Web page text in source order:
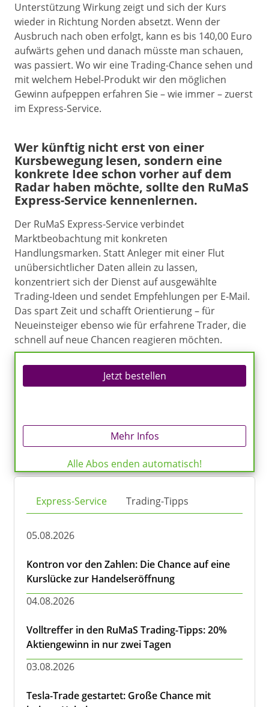
Unterstützung Wirkung zeigt und sich der Kurs
wieder in Richtung Norden absetzt. Wenn der
Ausbruch nach oben erfolgt, kann es bis 140,00 Euro
aufwärts gehen und danach müsste man schauen,
was passiert. Wo wir eine Trading-Chance sehen und
mit welchem Hebel-Produkt wir den möglichen
Gewinn aufpeppen erfahren Sie – wie immer – zuerst
im Express-Service.
Wer künftig nicht erst von einer
Kursbewegung lesen, sondern eine
konkrete Idee schon vorher auf dem
Radar haben möchte, sollte den RuMaS
Express-Service kennenlernen.
Der RuMaS Express-Service verbindet
Marktbeobachtung mit konkreten
Handlungsmarken. Statt Anleger mit einer Flut
unübersichtlicher Daten allein zu lassen,
konzentriert sich der Dienst auf ausgewählte
Trading-Ideen und sendet Empfehlungen per E-Mail.
Das spart Zeit und schafft Orientierung – für
Neueinsteiger ebenso wie für erfahrene Trader, die
schnell auf neue Chancen reagieren möchten.
Jetzt bestellen
Mehr Infos
Alle Abos enden automatisch!
Express-Service Trading-Tipps
05.08.2026
Kontron vor den Zahlen: Die Chance auf eine
Kurslücke zur Handelseröffnung
04.08.2026
Volltreffer in den RuMaS Trading-Tipps: 20%
Aktiengewinn in nur zwei Tagen
03.08.2026
Tesla-Trade gestartet: Große Chance mit